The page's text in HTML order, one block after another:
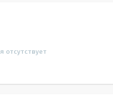
отсутствует